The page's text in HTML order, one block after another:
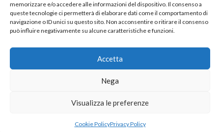
memorizzare e/o accedere alle informazioni del dispositivo. Il consenso a
queste tecnologie ci permetterà di elaborare dati come il comportamento di
navigazione o ID unici su questo sito. Non acconsentire o ritirare il consenso
può influire negativamente su alcune caratteristiche e funzioni.
Accetta
Nega
Visualizza le preferenze
Cookie PolicyPrivacy Policy
Pubblicità
Sitemap
RUBRICHE
Urban Video
© 2024 UP di Poggianti Simona | Urban Livorno è una testata giornalistica